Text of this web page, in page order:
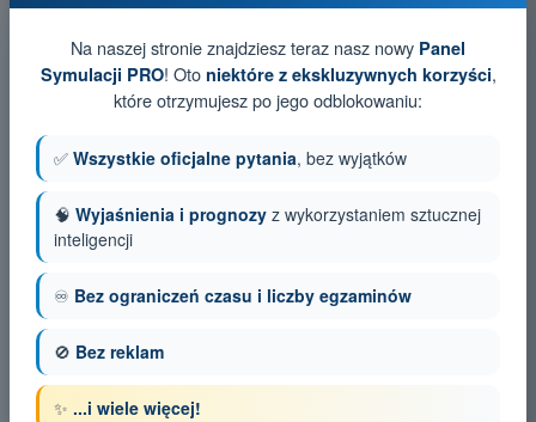
Na naszej stronie znajdziesz teraz nasz nowy Panel
Symulacji PRO! Oto niektóre z ekskluzywnych korzyści,
które otrzymujesz po jego odblokowaniu:
✅ Wszystkie oficjalne pytania, bez wyjątków
🧠 Wyjaśnienia i prognozy z wykorzystaniem sztucznej
inteligencji
♾️ Bez ograniczeń czasu i liczby egzaminów
🚫 Bez reklam
✨ ...i wiele więcej!